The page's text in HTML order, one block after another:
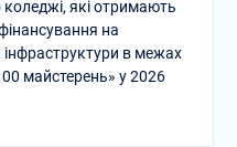
які отримають
на
в межах
майстерень» у 2026